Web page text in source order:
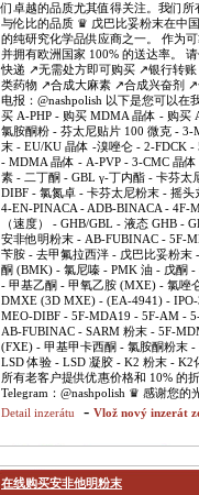
们卓越的品质尤其值得关注。我们
与伦比的品质 ♛ 戊巴比妥粉末在中
的纯研究化学品供应商之一。 作为
并拥有欧洲国家 100% 的送达率。
快递 ↗️无需处方即可购买 ↗️银行转
类药物 ↗️合成大麻素 ↗️合成兴奋剂 ↗️
电报：@nashpolish 以下是您可以
买 A-PHP - 购买 MDMA 晶体 - 购买
氯胺酮粉 - 芬太尼贴片 100 微克 -
末 - EU/KU 晶体 -溴唑仑 - 2-FDCK
- MDMA 晶体 - A-PVP - 3-CMC 晶
素 - 二丁酮 - GBL γ-丁内酯 - 卡芬太
DIBF - 氯氮卓 - 卡芬太尼粉末 - 摇
4-EN-PINACA - ADB-BINACA - 4F-
（速度） - GHB/GBL - 液态 GHB -
安非他明粉末 - AB-FUBINAC - 5F-
苄胺 - 去甲氟拉西泮 - 戊巴比妥粉末
酮 (BMK) - 氯尼嗪 - PMK 油 - 戊酮 -
- 甲基乙酮 - 甲氧乙胺 (MXE) - 氯唑
DMXE (3D MXE) - (EA-4941) -
MEO-DIBF - 5F-MDA19 - 5F-AM -
AB-FUBINAC - SARM 粉末 - 5F-
(FXE) - 甲基甲卡西酮 - 氯胺酮粉末
LSD 体验 - LSD 凝胶 - K2 粉末 -
所有老客户提供优惠价格和 10% 的
Telegram：@nashpolish ♛ 感谢您
Detail inzerátu
- Vlož nový inzerát
在线购买安非他明粉末